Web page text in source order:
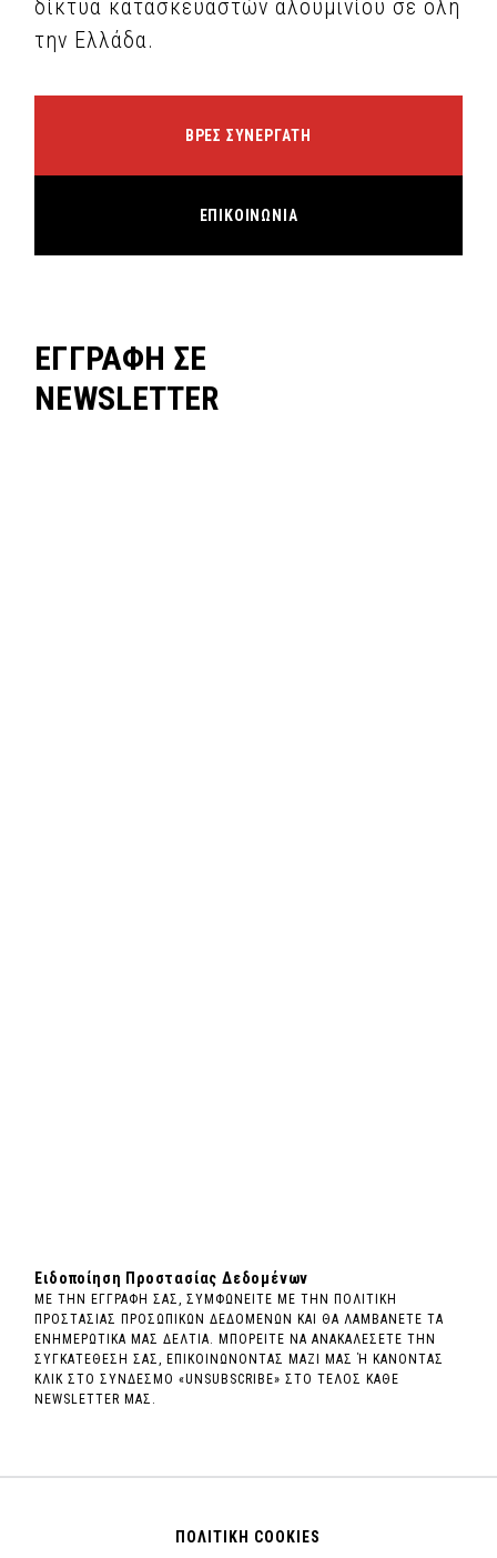
δίκτυα κατασκευαστών αλουμινίου σε όλη
την Ελλάδα.
ΒΡΕΣ ΣΥΝΕΡΓΑΤΗ
ΕΠΙΚΟΙΝΩΝΙΑ
ΕΓΓΡΑΦΗ ΣΕ
NEWSLETTER
Ειδοποίηση Προστασίας Δεδομένων
ΜΕ ΤΗΝ ΕΓΓΡΑΦΗ ΣΑΣ, ΣΥΜΦΩΝΕΙΤΕ ΜΕ ΤΗΝ ΠΟΛΙΤΙΚΗ
ΠΡΟΣΤΑΣΙΑΣ ΠΡΟΣΩΠΙΚΩΝ ΔΕΔΟΜΕΝΩΝ ΚΑΙ ΘΑ ΛΑΜΒΑΝΕΤΕ ΤΑ
ΕΝΗΜΕΡΩΤΙΚΑ ΜΑΣ ΔΕΛΤΙΑ. ΜΠΟΡΕΙΤΕ ΝΑ ΑΝΑΚΑΛΕΣΕΤΕ ΤΗΝ
ΣΥΓΚΑΤΕΘΕΣΗ ΣΑΣ, ΕΠΙΚΟΙΝΩΝΟΝΤΑΣ ΜΑΖΙ ΜΑΣ Ή ΚΑΝΟΝΤΑΣ
ΚΛΙΚ ΣΤΟ ΣΥΝΔΕΣΜΟ «UNSUBSCRIBE» ΣΤΟ ΤΕΛΟΣ ΚΑΘΕ
NEWSLETTER ΜΑΣ.
ΠΟΛΙΤΙΚΗ COOKIES